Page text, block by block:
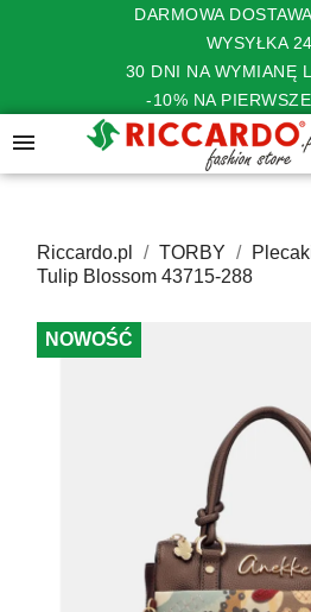
DARMOWA
WYSYŁKA
30 DNI NA WYMIANĘ
-10% NA

Riccardo.pl TORBY
Tulip Blossom 43715-288
NOWOŚĆ